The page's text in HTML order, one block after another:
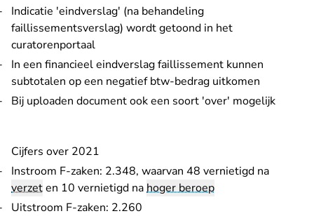
Indicatie 'eindverslag' (na behandeling
faillissementsverslag) wordt getoond in het
curatorenportaal
In een financieel eindverslag faillissement kunnen
subtotalen op een negatief btw-bedrag uitkomen
Bij uploaden document ook een soort 'over' mogelijk
Cijfers over 2021
Instroom F-zaken: 2.348, waarvan 48 vernietigd na
verzeten 10 vernietigd nahoger beroep
Uitstroom F-zaken: 2.260